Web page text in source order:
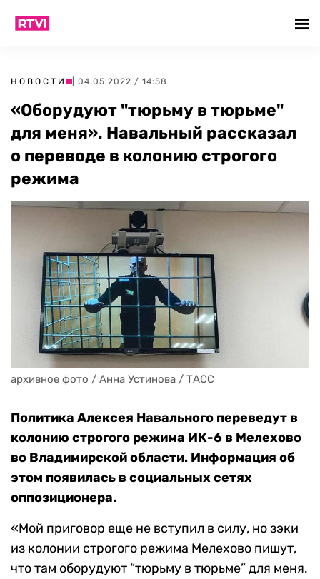
НОВОСТИ | 04.05.2022 / 14:58
«Оборудуют "тюрьму в тюрьме"
для меня». Навальный рассказал
о переводе в колонию строгого
режима
архивное фото / Анна Устинова / ТАСС
Политика Алексея Навального переведут в
колонию строгого режима ИК-6 в Мелехово
во Владимирской области. Информация об
этом появилась в социальных сетях
оппозиционера.
«Мой приговор еще не вступил в силу, но зэки
из колонии строгого режима Мелехово пишут,
что там оборудуют “тюрьму в тюрьме” для меня.